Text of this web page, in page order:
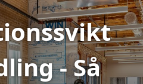
- Så